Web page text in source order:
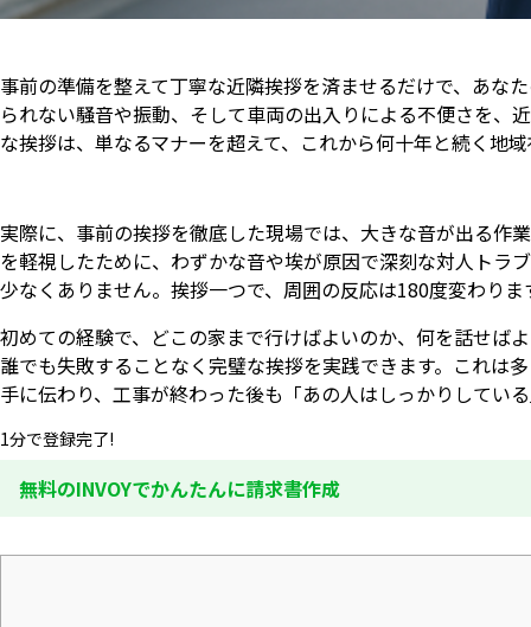
事前の準備を整えて丁寧な近隣挨拶を済ませるだけで、あな
られない騒音や振動、そして車両の出入りによる不便さを、
な挨拶は、単なるマナーを超えて、これから何十年と続く地
実際に、事前の挨拶を徹底した現場では、大きな音が出る作
を軽視したために、わずかな音や埃が原因で深刻な対人トラ
少なくありません。挨拶一つで、周囲の反応は180度変わりま
初めての経験で、どこの家まで行けばよいのか、何を話せば
誰でも失敗することなく完璧な挨拶を実践できます。これは
手に伝わり、工事が終わった後も「あの人はしっかりしてい
1分で登録完了!
無料のINVOYでかんたんに請求書作成